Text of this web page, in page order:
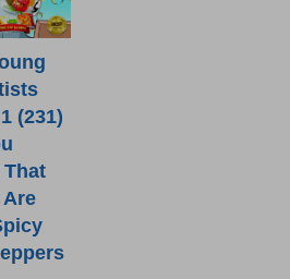
(231)